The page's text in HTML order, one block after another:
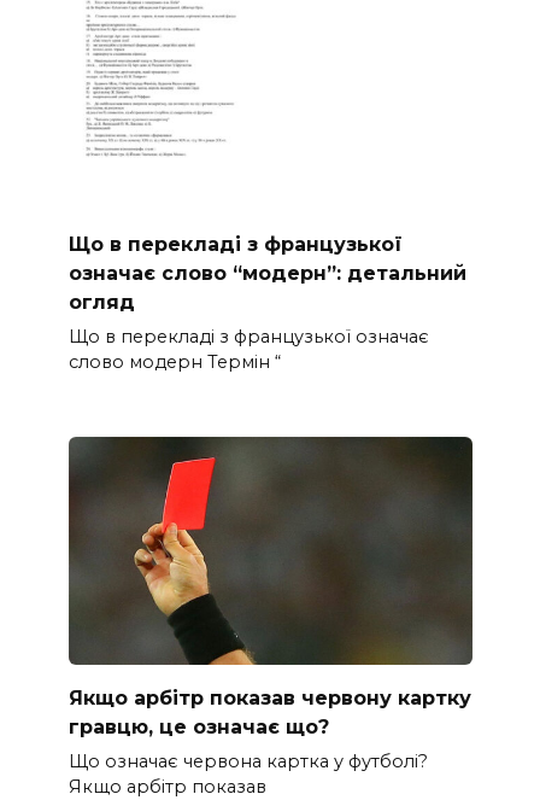
Що в перекладі з французької
означає слово “модерн”: детальний
огляд
Що в перекладі з французької означає
слово модерн Термін “
Якщо арбітр показав червону картку
гравцю, це означає що?
Що означає червона картка у футболі?
Якщо арбітр показав